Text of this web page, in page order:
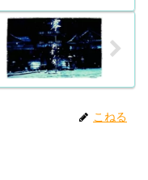
こねる